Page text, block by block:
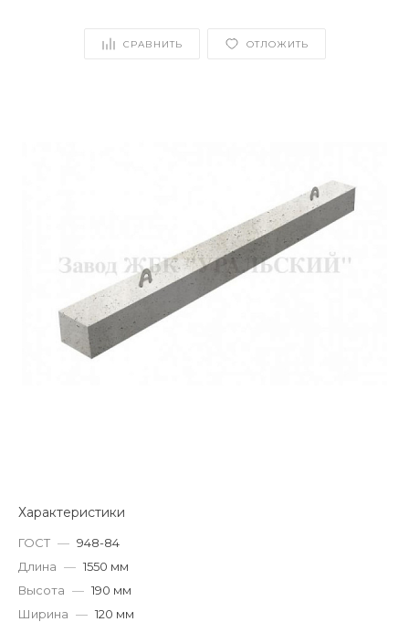
СРАВНИТЬ ОТЛОЖИТЬ
Характеристики
ГОСТ — 948-84
Длина — 1550 мм
Высота — 190 мм
Ширина — 120 мм